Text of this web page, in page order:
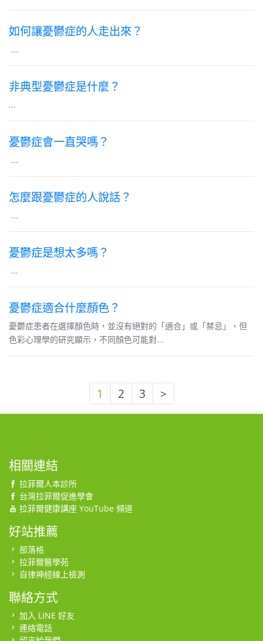
如何讓憂鬱症的人走出來？
...
非典型憂鬱症是什麼？
...
憂鬱症會一直哭嗎？
...
怎麼跟憂鬱症的人說話？
...
憂鬱症是想太多嗎？
...
憂鬱症適合什麼顏色？
憂鬱症患者在選擇顏色時，並沒有絕對的「適合」或「禁忌」，但
色彩心理學的研究顯示，不同顏色可能對...
1 2 3 >
相關連結
拉菲爾人本診所
台灣拉菲爾促進學會
拉菲爾健康講座 YouTube 頻道
好站推薦
部落格
拉菲爾醫學苑
自律神經線上檢測
聯絡方式
加入 LINE 好友
連絡電話